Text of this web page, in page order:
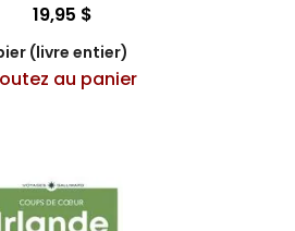
19,95 $
(livre entier)
au panier